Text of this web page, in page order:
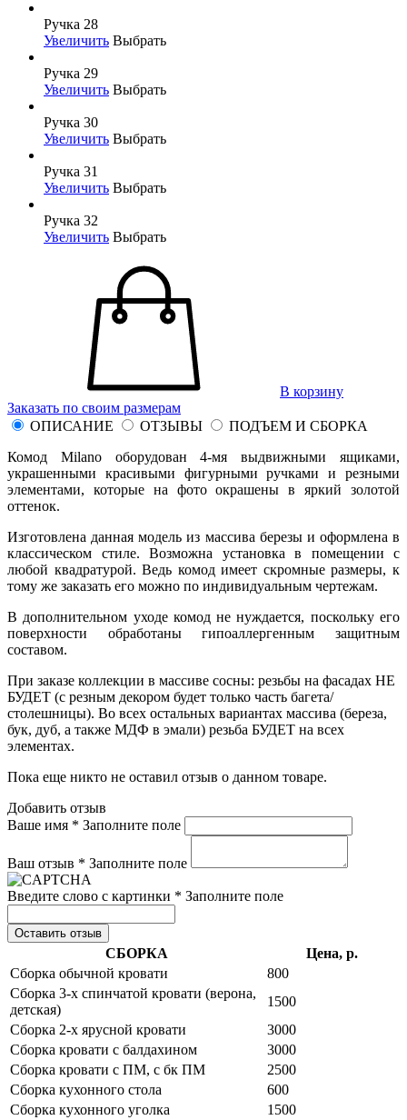
Ручка 28
Увеличить Выбрать
Ручка 29
Увеличить Выбрать
Ручка 30
Увеличить Выбрать
Ручка 31
Увеличить Выбрать
Ручка 32
Увеличить Выбрать
В корзину
Заказать по своим размерам
ОПИСАНИЕ
ОТЗЫВЫ
ПОДЪЕМ И СБОРКА
Комод Milano оборудован 4-мя выдвижными ящиками,
украшенными красивыми фигурными ручками и резными
элементами, которые на фото окрашены в яркий золотой
оттенок.
Изготовлена данная модель из массива березы и оформлена в
классическом стиле. Возможна установка в помещении с
любой квадратурой. Ведь комод имеет скромные размеры, к
тому же заказать его можно по индивидуальным чертежам.
В дополнительном уходе комод не нуждается, поскольку его
поверхности обработаны гипоаллергенным защитным
составом.
При заказе коллекции в массиве сосны: резьбы на фасадах НЕ
БУДЕТ (с резным декором будет только часть багета/
столешницы). Во всех остальных вариантах массива (береза,
бук, дуб, а также МДФ в эмали) резьба БУДЕТ на всех
элементах.
Пока еще никто не оставил отзыв о данном товаре.
Добавить отзыв
Ваше имя * Заполните поле
Ваш отзыв * Заполните поле
Введите слово с картинки * Заполните поле
Оставить отзыв
СБОРКА
Цена, р.
Сборка обычной кровати
800
Сборка 3-х спинчатой кровати (верона,
детская)
1500
Сборка 2-х ярусной кровати
3000
Сборка кровати с балдахином
3000
Сборка кровати с ПМ, с бк ПМ
2500
Сборка кухонного стола
600
Сборка кухонного уголка
1500